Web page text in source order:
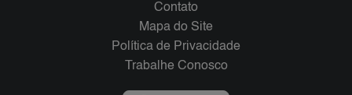
Contato
Mapa do Site
Política de Privacidade
Trabalhe Conosco